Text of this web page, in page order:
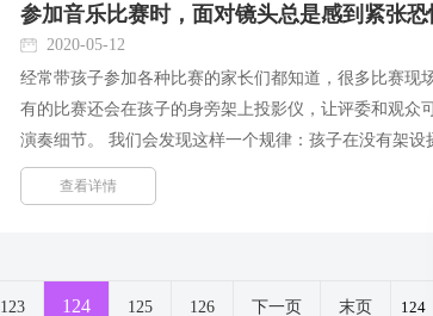
参加音乐比赛时，面对镜头总是感到紧张恐
2020-05-12
经常带孩子参加各种比赛的家长们都知道，很多比赛现
有的比赛还会在孩子的身旁架上投影仪，让评委和观众
演奏细节。 我们会发现这样一个规律：孩子在没有架设
都会保持着斗志昂扬信心满满的状态，从亮相到演奏都
旦发现比赛场上有摄像机的时候，他们便开始担心和多
查看详情
123 124 125 126 下一页 末页